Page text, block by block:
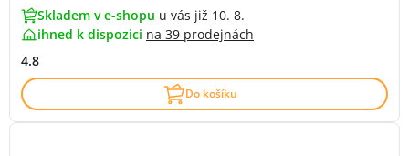
Skladem v e-shopu u vás již 10. 8.
ihned k dispozici na 39 prodejnách
4.8
Do košíku